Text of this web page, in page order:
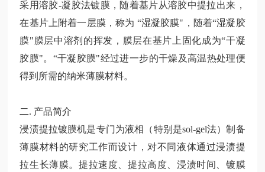
采用溶胶-凝胶法镀膜，随着基片从溶胶中提拉出来，
在基片上附着一层膜，称为 “湿凝胶膜"，随着“湿凝胶
膜"膜层中溶剂的挥发，膜层在基片上固化成为“干凝
胶膜"。“干凝胶膜"经过进一步的干燥及高温热处理便
得到所需的纳米薄膜材料。
二. 产品简介
浸渍提拉镀膜机是专门为液相（特别是sol-gel法）制备
薄膜材料的研究工作而设计，对不同液体通过浸渍提
拉生长薄膜。提拉速度、提拉高度、浸渍时间、镀膜